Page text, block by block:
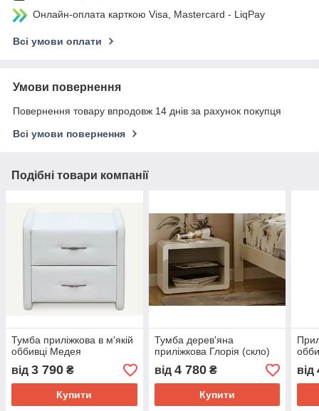
Онлайн-оплата карткою Visa, Mastercard - LiqPay
Всі умови оплати
Умови повернення
Повернення товару впродовж 14 днів за рахунок покупця
Всі умови повернення
Подібні товари компанії
Тумба приліжкова в м'якій
оббивці Медея
від 3 790 ₴
Купити
Тумба дерев'яна
приліжкова Глорія (скло)
від 4 780₴
Купити
від